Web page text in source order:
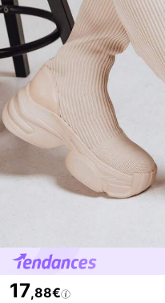
17,88€